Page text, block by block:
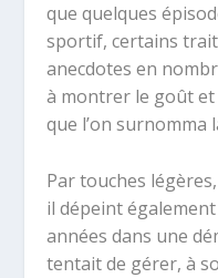
que quelques
sportif, certains
anecdotes en
à montrer le goût et
que l’on surnomma
Par touches
il dépeint également
années dans une
tentait de gérer, à